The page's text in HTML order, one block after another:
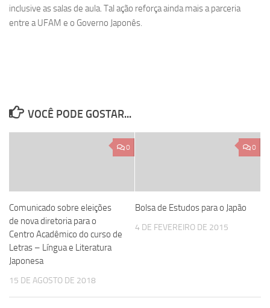
inclusive as salas de aula. Tal ação reforça ainda mais a parceria
entre a UFAM e o Governo Japonês.
VOCÊ PODE GOSTAR...
0
Comunicado sobre eleições
de nova diretoria para o
Centro Acadêmico do curso de
Letras – Língua e Literatura
Japonesa
15 DE AGOSTO DE 2018
0
Bolsa de Estudos para o Japão
4 DE FEVEREIRO DE 2015